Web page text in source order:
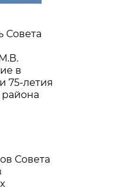
Совета
в
75-летия
Совета